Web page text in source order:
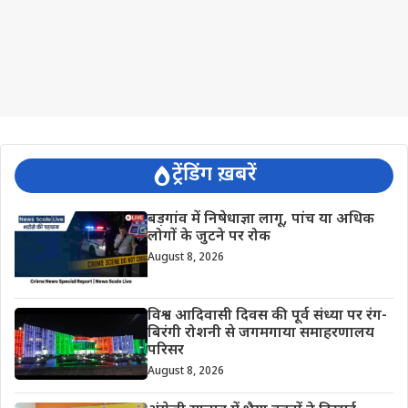
ट्रेंडिंग ख़बरें
बड़गांव में निषेधाज्ञा लागू, पांच या अधिक
लोगों के जुटने पर रोक
August 8, 2026
विश्व आदिवासी दिवस की पूर्व संध्या पर रंग-
बिरंगी रोशनी से जगमगाया समाहरणालय
परिसर
August 8, 2026